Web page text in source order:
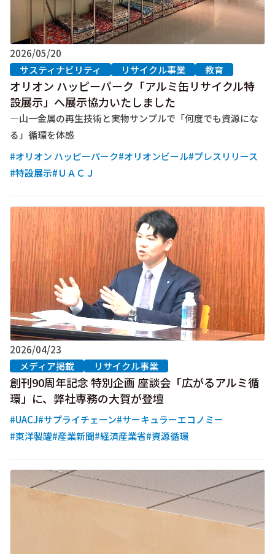
2026/05/20
サスティナビリティ
リサイクル事業 教育
オリオン ハッピーパーク「アルミ缶リサイクル特
設展示」へ展示協力いたしました
―山一金属の再生技術と実物サンプルで「何度でも資源にな
る」循環を体感
#オリオン ハッピーパーク#オリオンビール#プレスリリース
#特設展示#ＵＡＣＪ
2026/04/23
メディア掲載
リサイクル事業
創刊90周年記念 特別企画 座談会「広がるアルミ循
環」に、弊社専務の大賀が登壇
#UACJ#サプライチェーン#サーキュラーエコノミー
#東洋製罐#産業新聞#経済産業省#資源循環